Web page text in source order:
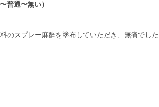
普通〜無い）
のスプレー麻酔を塗布していただき、無痛でし